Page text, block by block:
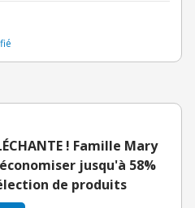
! Famille Mary
jusqu'à 58%
de produits